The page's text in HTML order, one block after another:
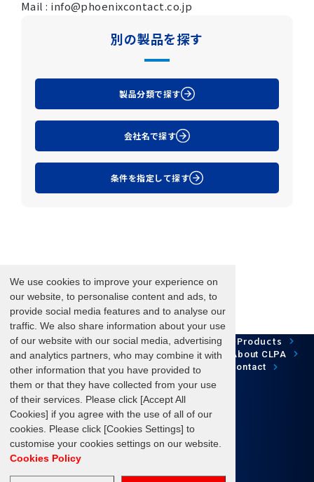
We use cookies to improve your experience on
our website, to personalise content and ads, to
provide social media features and to analyse our
traffic. We also share information about your use
of our website with our social media, advertising
and analytics partners, who may combine it with
other information that you have provided to
them or that they have collected from your use
of their services. Please click [Accept All
Cookies] if you agree with the use of all of our
cookies. Please click [Cookies Settings] to
customise your cookies settings on our website.
Cookies Policy
Mail : info@phoenixcontact.co.jp
別の製品を探す
製品分類で探す
会社名で探す
条件を指定して探す
HOME Network Technology Case Study Products
Downloads Development News/Events About CLPA
Update Information FAQ SiteMap Contact
Follow us